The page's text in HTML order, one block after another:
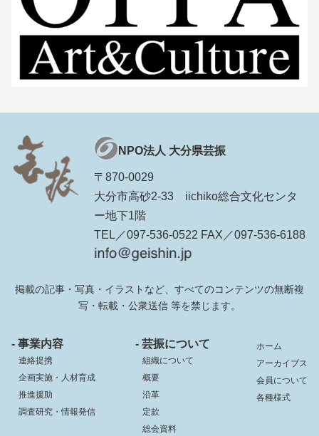
NPO法人 大分県芸振
〒870-0029
大分市高砂2-33 iichiko総合文化センタ
ー地下1階
TEL／097-536-0522 FAX／097-536-6188
掲載の記事・写真・イラストなど、すべてのコンテンツの無断複
写・転載・公衆送信 等を禁じます。
- 事業内容
連絡提携
企画実施・人材育成
推進援助
調査研究・情報発信
- 芸振について
組織について
概要
沿革
定款
総会資料
ホーム
アーカイブス
会員について
各種様式